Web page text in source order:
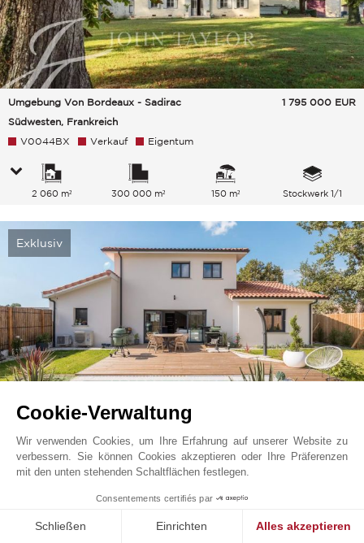
Umgebung Von Bordeaux - Sadirac
Südwesten, Frankreich
1 795 000 EUR
V0044BX Verkauf Eigentum
2 060 m² 300 000 m² 150 m² Stockwerk 1/1
Exklusiv
Mimizan
Südwesten, Frankreich
830 000 EUR
Cookie-Verwaltung
Wir verwenden Cookies, um Ihre Erfahrung auf unserer Website zu
verbessern. Sie können Cookies akzeptieren oder Ihre Präferenzen
mit den unten stehenden Schaltflächen festlegen.
Consentements certifiés par
Schließen Einrichten Alles akzeptieren